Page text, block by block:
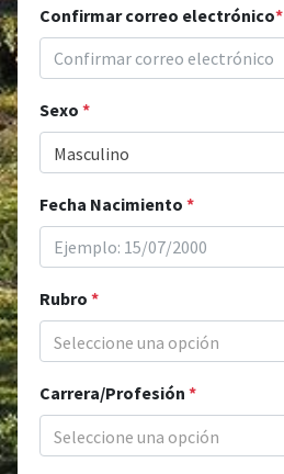
Confirmar correo electrónico*
Sexo *
Masculino
Fecha Nacimiento *
Rubro *
Seleccione una opción
Carrera/Profesión *
Seleccione una opción